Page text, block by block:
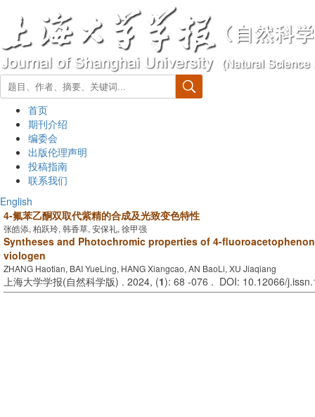
首页
期刊介绍
编委会
出版伦理声明
投稿指南
联系我们
English
4-氟苯乙酮双取代紫精的合成及光致变色特性
张皓添, 柏跃玲, 韩香草, 安保礼, 徐甲强
Syntheses and Photochromic properties of 4-
viologen
ZHANG Haotian, BAI YueLing, HANG Xiangcao, AN BaoLi, XU Jiaqiang
上海大学学报(自然科学版) . 2024, (1): 68 -076 . DOI: 10.12066/